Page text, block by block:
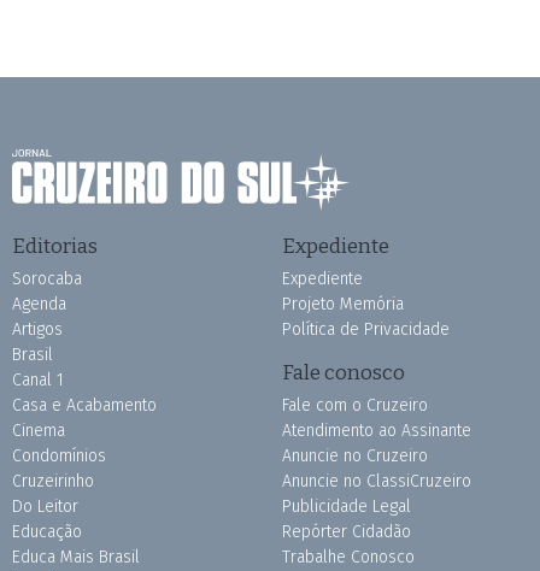
Editorias
Sorocaba
Agenda
Artigos
Brasil
Canal 1
Casa e Acabamento
Cinema
Condomínios
Cruzeirinho
Do Leitor
Educação
Educa Mais Brasil
Expediente
Expediente
Projeto Memória
Política de Privacidade
Fale conosco
Fale com o Cruzeiro
Atendimento ao Assinante
Anuncie no Cruzeiro
Anuncie no ClassiCruzeiro
Publicidade Legal
Repórter Cidadão
Trabalhe Conosco